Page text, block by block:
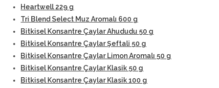
Heartwell 229 g
Tri Blend Select Muz Aromalı 600 g
Bitkisel Konsantre Çaylar Ahududu 50 g
Bitkisel Konsantre Çaylar Şeftali 50 g
Bitkisel Konsantre Çaylar Limon Aromalı 50 g
Bitkisel Konsantre Çaylar Klasik 50 g
Bitkisel Konsantre Çaylar Klasik 100 g